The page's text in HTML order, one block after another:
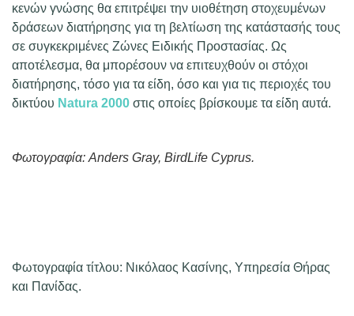
κενών γνώσης θα επιτρέψει την υιοθέτηση στοχευμένων
δράσεων διατήρησης για τη βελτίωση της κατάστασής τους
σε συγκεκριμένες Ζώνες Ειδικής Προστασίας. Ως
αποτέλεσμα, θα μπορέσουν να επιτευχθούν οι στόχοι
διατήρησης, τόσο για τα είδη, όσο και για τις περιοχές του
δικτύου Natura 2000 στις οποίες βρίσκουμε τα είδη αυτά.
Φωτογραφία: Anders Gray, BirdLife Cyprus.
Φωτογραφία τίτλου: Νικόλαος Κασίνης, Υπηρεσία Θήρας
και Πανίδας.